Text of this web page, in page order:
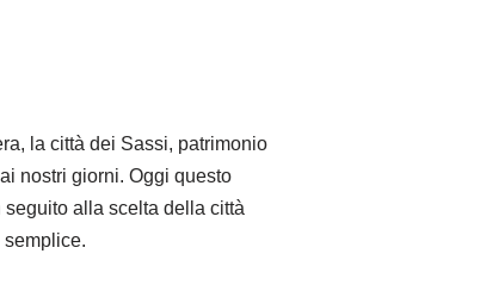
la città dei Sassi, patrimonio
nostri giorni. Oggi questo
alla scelta della città